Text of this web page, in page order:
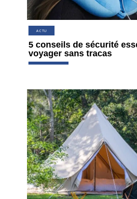
ACTU
5 conseils de sécurité
voyager sans tracas